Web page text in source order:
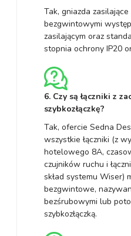
Tak, gniazda zasilające
bezgwintowymi
zasilającym oraz
stopnia ochrony IP20
6. Czy są łączniki z
szybkozłączkę?
Tak, ofercie Sedna
wszystkie łączniki (z
hotelowego 8A,
czujników ruchu i
skład systemu Wiser)
bezgwintowe,
bezśrubowymi lub
szybkozłączką.